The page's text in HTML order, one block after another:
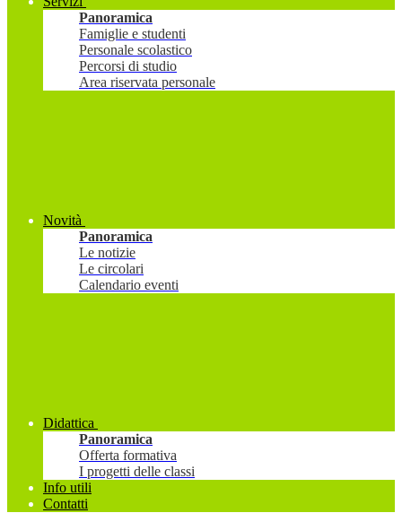
Panoramica
Famiglie e studenti
Personale scolastico
Percorsi di studio
Area riservata personale
Novità
Panoramica
Le notizie
Le circolari
Calendario eventi
Didattica
Panoramica
Offerta formativa
I progetti delle classi
Info utili
Contatti